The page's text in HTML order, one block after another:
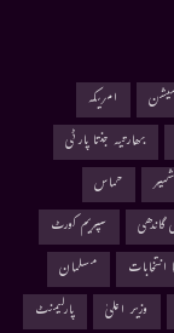
امریکہ
بھارتیہ جنتا پارٹی
حماس
سپریم کورٹ
مسلمان
وزیر اعلیٰ پارلیمنٹ